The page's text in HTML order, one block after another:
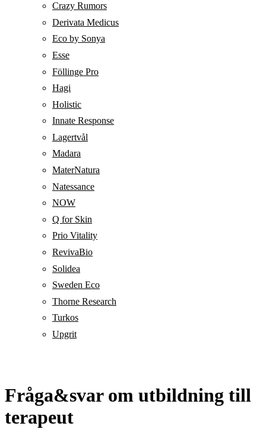
Crazy Rumors
Derivata Medicus
Eco by Sonya
Esse
Föllinge Pro
Hagi
Holistic
Innate Response
Lagertvål
Madara
MaterNatura
Natessance
NOW
Q for Skin
Prio Vitality
RevivaBio
Solidea
Sweden Eco
Thorne Research
Turkos
Upgrit
Fråga&svar om utbildning till
terapeut